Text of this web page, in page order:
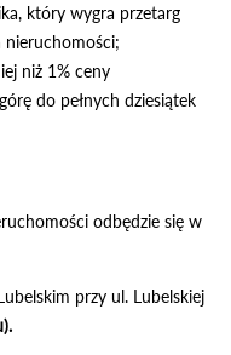
który wygra przetarg
nieruchomości;
niż 1% ceny
do pełnych dziesiątek
odbędzie się w
przy ul. Lubelskiej